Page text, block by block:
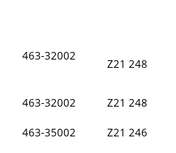
463-32002
Z21 248
463-32002 Z21 248
463-35002 Z21 246